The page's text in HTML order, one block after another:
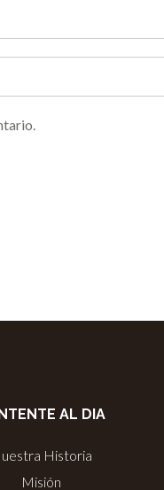
AL DIA
Historia
Misión